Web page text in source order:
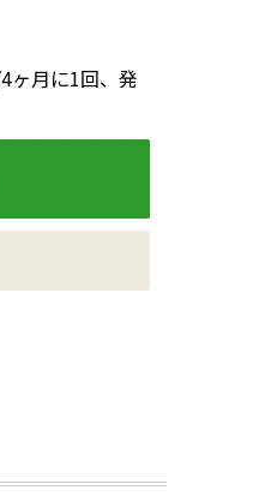
ヶ月に1回、発